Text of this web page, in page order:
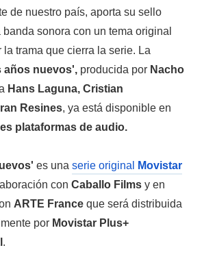
de nuestro país, aporta su sello
sonora con un tema original
la trama que cierra la serie. La
años nuevos', producida por Nacho
Hans Laguna, Cristian
Resines, ya está disponible en
plataformas de audio.
es una serie original
Movistar
con Caballo Filmsy en
ARTE France que será distribuida
por Movistar Plus+
.